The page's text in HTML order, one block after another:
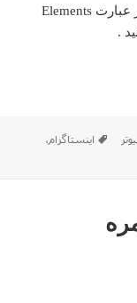
۴)در بخش بالای صفحه توسعه دهنده ، کنار عبارت Elements
.
با استفاده از
برچسب‌ها
اینستاگرام،
با استفاده از